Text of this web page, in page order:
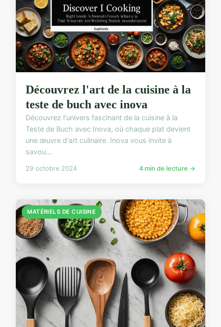
Découvrez l'art de la cuisine à la
teste de buch avec inova
Découvrez l'univers fascinant de la cuisine à la
Teste de Buch avec Inova, où chaque plat devient
une œuvre d'art culinaire. Inova vous invite à
savou...
29 octobre 2024 4 min de lecture →
MATÉRIELS DE CUISINE